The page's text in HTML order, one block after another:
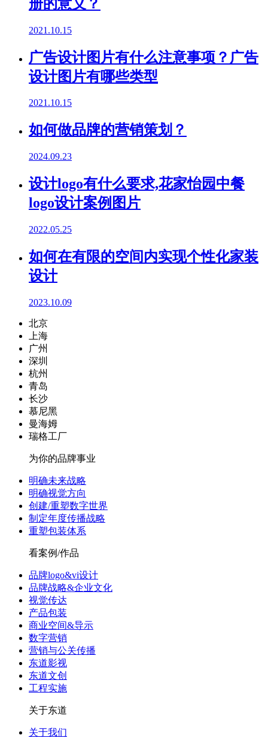
册的意义？
2021.10.15
广告设计图片有什么注意事项？广告
设计图片有哪些类型
2021.10.15
如何做品牌的营销策划？
2024.09.23
设计logo有什么要求,花家怡园中餐
logo设计案例图片
2022.05.25
如何在有限的空间内实现个性化家装
设计
2023.10.09
北京
上海
广州
深圳
杭州
青岛
长沙
慕尼黑
曼海姆
瑞格工厂
为你的品牌事业
明确未来战略
明确视觉方向
创建/重塑数字世界
制定年度传播战略
重塑包装体系
看案例/作品
品牌logo&vi设计
品牌战略&企业文化
视觉传达
产品包装
商业空间&导示
数字营销
营销与公关传播
东道影视
东道文创
工程实施
关于东道
关于我们